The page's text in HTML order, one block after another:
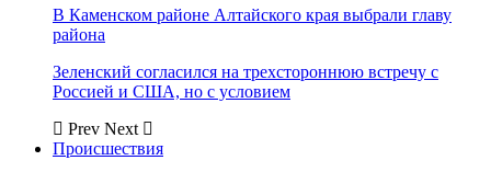
В Каменском районе Алтайского края выбрали главу
района
Зеленский согласился на трехстороннюю встречу с
Россией и США, но с условием
Prev Next
Происшествия